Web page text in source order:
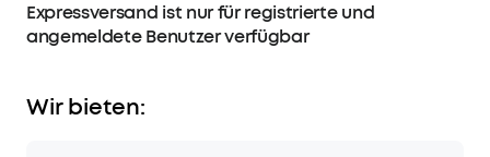
Expressversand ist nur für registrierte und
angemeldete Benutzer verfügbar
Wir bieten: